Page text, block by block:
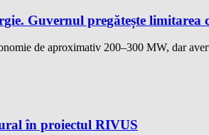
Guvernul pregătește
de aproximativ 200–300 MW, dar
în proiectul RIVUS